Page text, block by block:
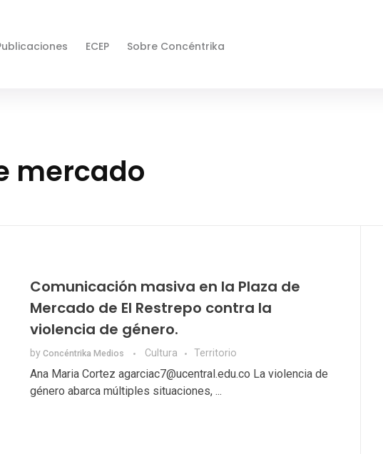
ECEP Sobre Concéntrika
mercado
Comunicación masiva en la Plaza de
Mercado de El Restrepo contra la
violencia de género.
by Concéntrika Medios Cultura Territorio
Ana Maria Cortez agarciac7@ucentral.edu.co La violencia de
género abarca múltiples situaciones, ...